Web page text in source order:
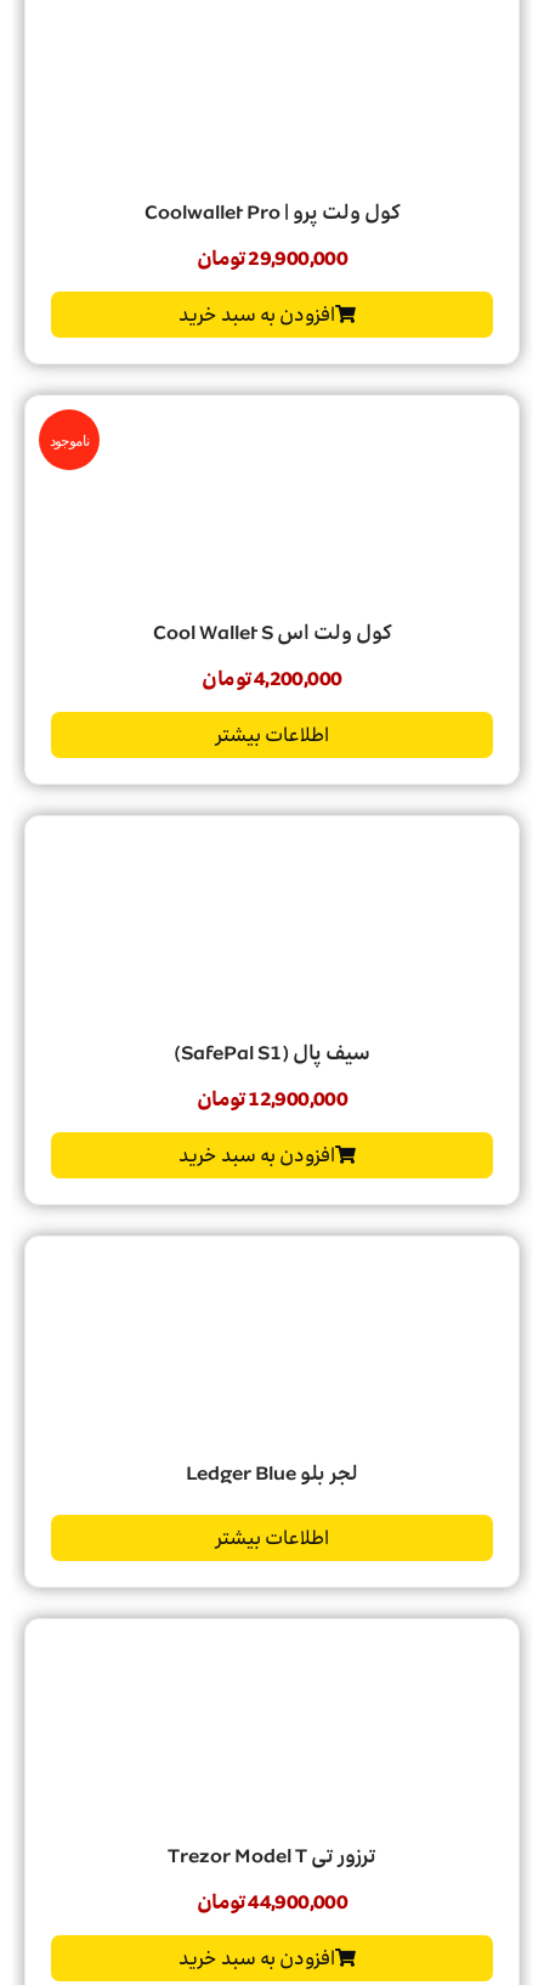
کول ولت پرو | Coolwallet Pro
29,900,000تومان
افزودن به سبد خرید
کول ولت اس Cool Wallet S
ناموجود
4,200,000تومان
اطلاعات بیشتر
سیف پال (SafePal S1)
12,900,000تومان
افزودن به سبد خرید
لجر بلو Ledger Blue
اطلاعات بیشتر
ترزور تی Trezor Model T
44,900,000تومان
افزودن به سبد خرید